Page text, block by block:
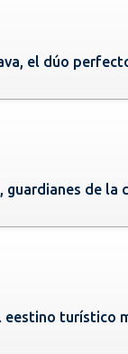
el dúo
guardianes de la
eestino turístico